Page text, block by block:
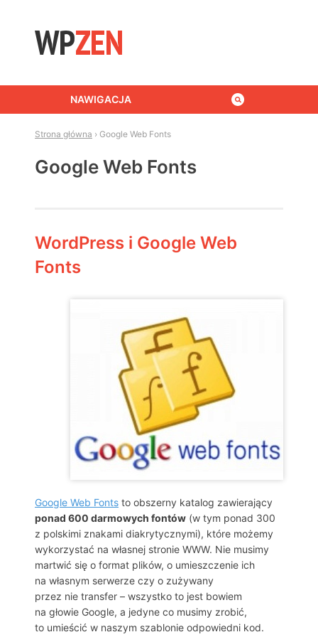
NAWIGACJA
Strona główna › Google Web Fonts
Google Web Fonts
WordPress i Google Web
Fonts
Google Web Fonts to obszerny katalog zawierający
ponad 600 darmowych fontów (w tym ponad 300
z polskimi znakami diakrytycznymi), które możemy
wykorzystać na własnej stronie WWW. Nie musimy
martwić się o format plików, o umieszczenie ich
na własnym serwerze czy o zużywany
przez nie transfer – wszystko to jest bowiem
na głowie Google, a jedyne co musimy zrobić,
to umieścić w naszym szablonie odpowiedni kod.